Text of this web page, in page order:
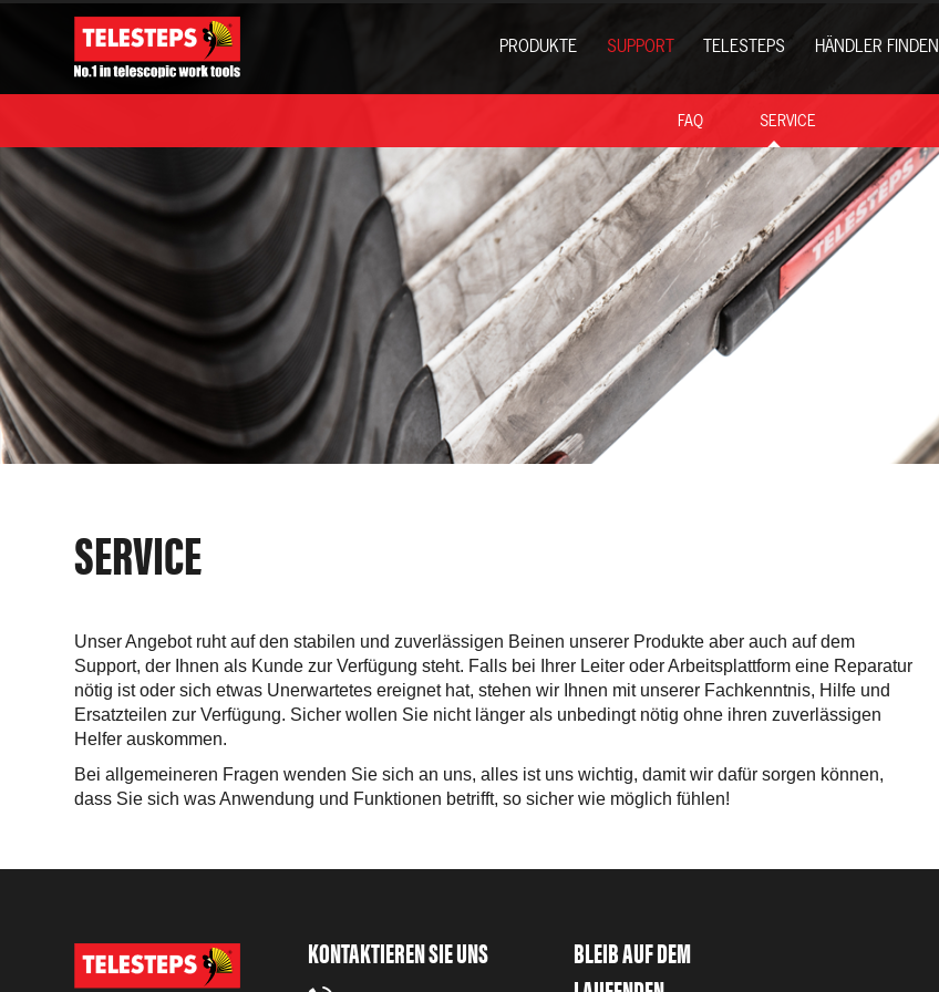
PRODUKTE SUPPORT
FAQ SERVICE
TELESTEPS HÄNDLER FINDEN
SERVICE
Unser Angebot ruht auf den stabilen und zuverlässigen Beinen unserer Produkte aber auch auf dem
Support, der Ihnen als Kunde zur Verfügung steht. Falls bei Ihrer Leiter oder Arbeitsplattform eine Reparatur
nötig ist oder sich etwas Unerwartetes ereignet hat, stehen wir Ihnen mit unserer Fachkenntnis, Hilfe und
Ersatzteilen zur Verfügung. Sicher wollen Sie nicht länger als unbedingt nötig ohne ihren zuverlässigen
Helfer auskommen.
Bei allgemeineren Fragen wenden Sie sich an uns, alles ist uns wichtig, damit wir dafür sorgen können,
dass Sie sich was Anwendung und Funktionen betrifft, so sicher wie möglich fühlen!
KONTAKTIEREN SIE UNS
BLEIB AUF DEM